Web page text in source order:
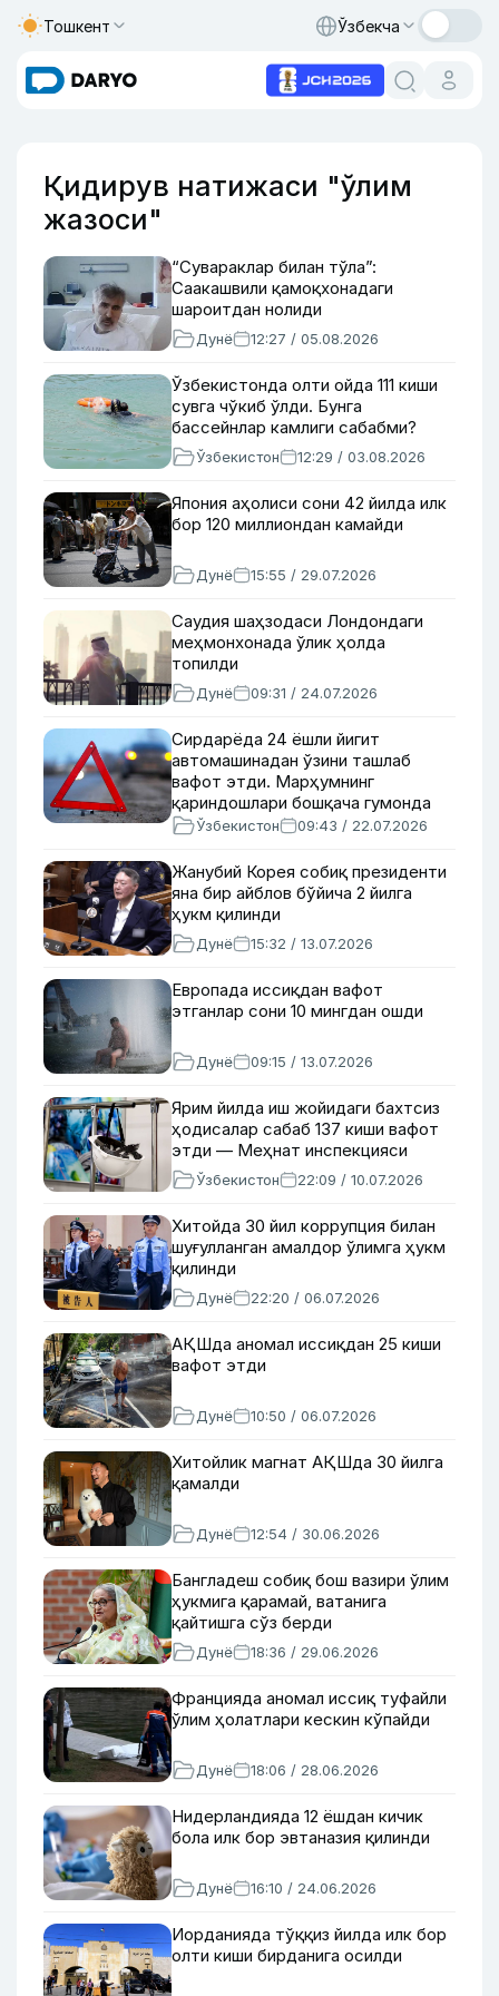
Тошкент Ўзбекча
Қидирув натижаси "ўлим
жазоси"
“Сувараклар билан тўла”:
Саакашвили қамоқхонадаги
шароитдан нолиди
Дунё 12:27 / 05.08.2026
Ўзбекистонда олти ойда 111 киши
сувга чўкиб ўлди. Бунга
бассейнлар камлиги сабабми?
Ўзбекистон 12:29 / 03.08.2026
Япония аҳолиси сони 42 йилда илк
бор 120 миллиондан камайди
Дунё 15:55 / 29.07.2026
Саудия шаҳзодаси Лондондаги
меҳмонхонада ўлик ҳолда
топилди
Дунё 09:31 / 24.07.2026
Сирдарёда 24 ёшли йигит
автомашинадан ўзини ташлаб
вафот этди. Марҳумнинг
қариндошлари бошқача гумонда
Ўзбекистон 09:43 / 22.07.2026
Жанубий Корея собиқ президенти
яна бир айблов бўйича 2 йилга
ҳукм қилинди
Дунё 15:32 / 13.07.2026
Европада иссиқдан вафот
этганлар сони 10 мингдан ошди
Дунё 09:15 / 13.07.2026
Ярим йилда иш жойидаги бахтсиз
ҳодисалар сабаб 137 киши вафот
этди — Меҳнат инспекцияси
Ўзбекистон 22:09 / 10.07.2026
Хитойда 30 йил коррупция билан
шуғулланган амалдор ўлимга ҳукм
қилинди
Дунё 22:20 / 06.07.2026
АҚШда аномал иссиқдан 25 киши
вафот этди
Дунё 10:50 / 06.07.2026
Хитойлик магнат АҚШда 30 йилга
қамалди
Дунё 12:54 / 30.06.2026
Бангладеш собиқ бош вазири ўлим
ҳукмига қарамай, ватанига
қайтишга сўз берди
Дунё 18:36 / 29.06.2026
Францияда аномал иссиқ туфайли
ўлим ҳолатлари кескин кўпайди
Дунё 18:06 / 28.06.2026
Нидерландияда 12 ёшдан кичик
бола илк бор эвтаназия қилинди
Дунё 16:10 / 24.06.2026
Иорданияда тўққиз йилда илк бор
олти киши бирданига осилди